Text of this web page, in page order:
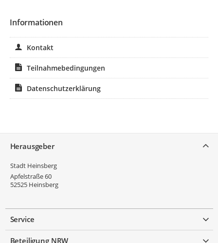
Informationen
Kontakt
Teilnahmebedingungen
Datenschutzerklärung
Herausgeber
Stadt Heinsberg
Apfelstraße 60
52525 Heinsberg
Service
Beteiligung NRW